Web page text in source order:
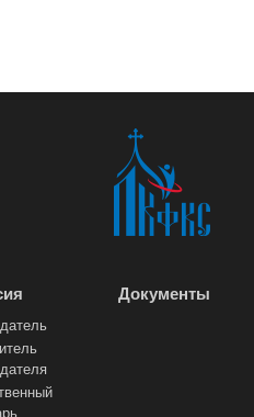
Документы